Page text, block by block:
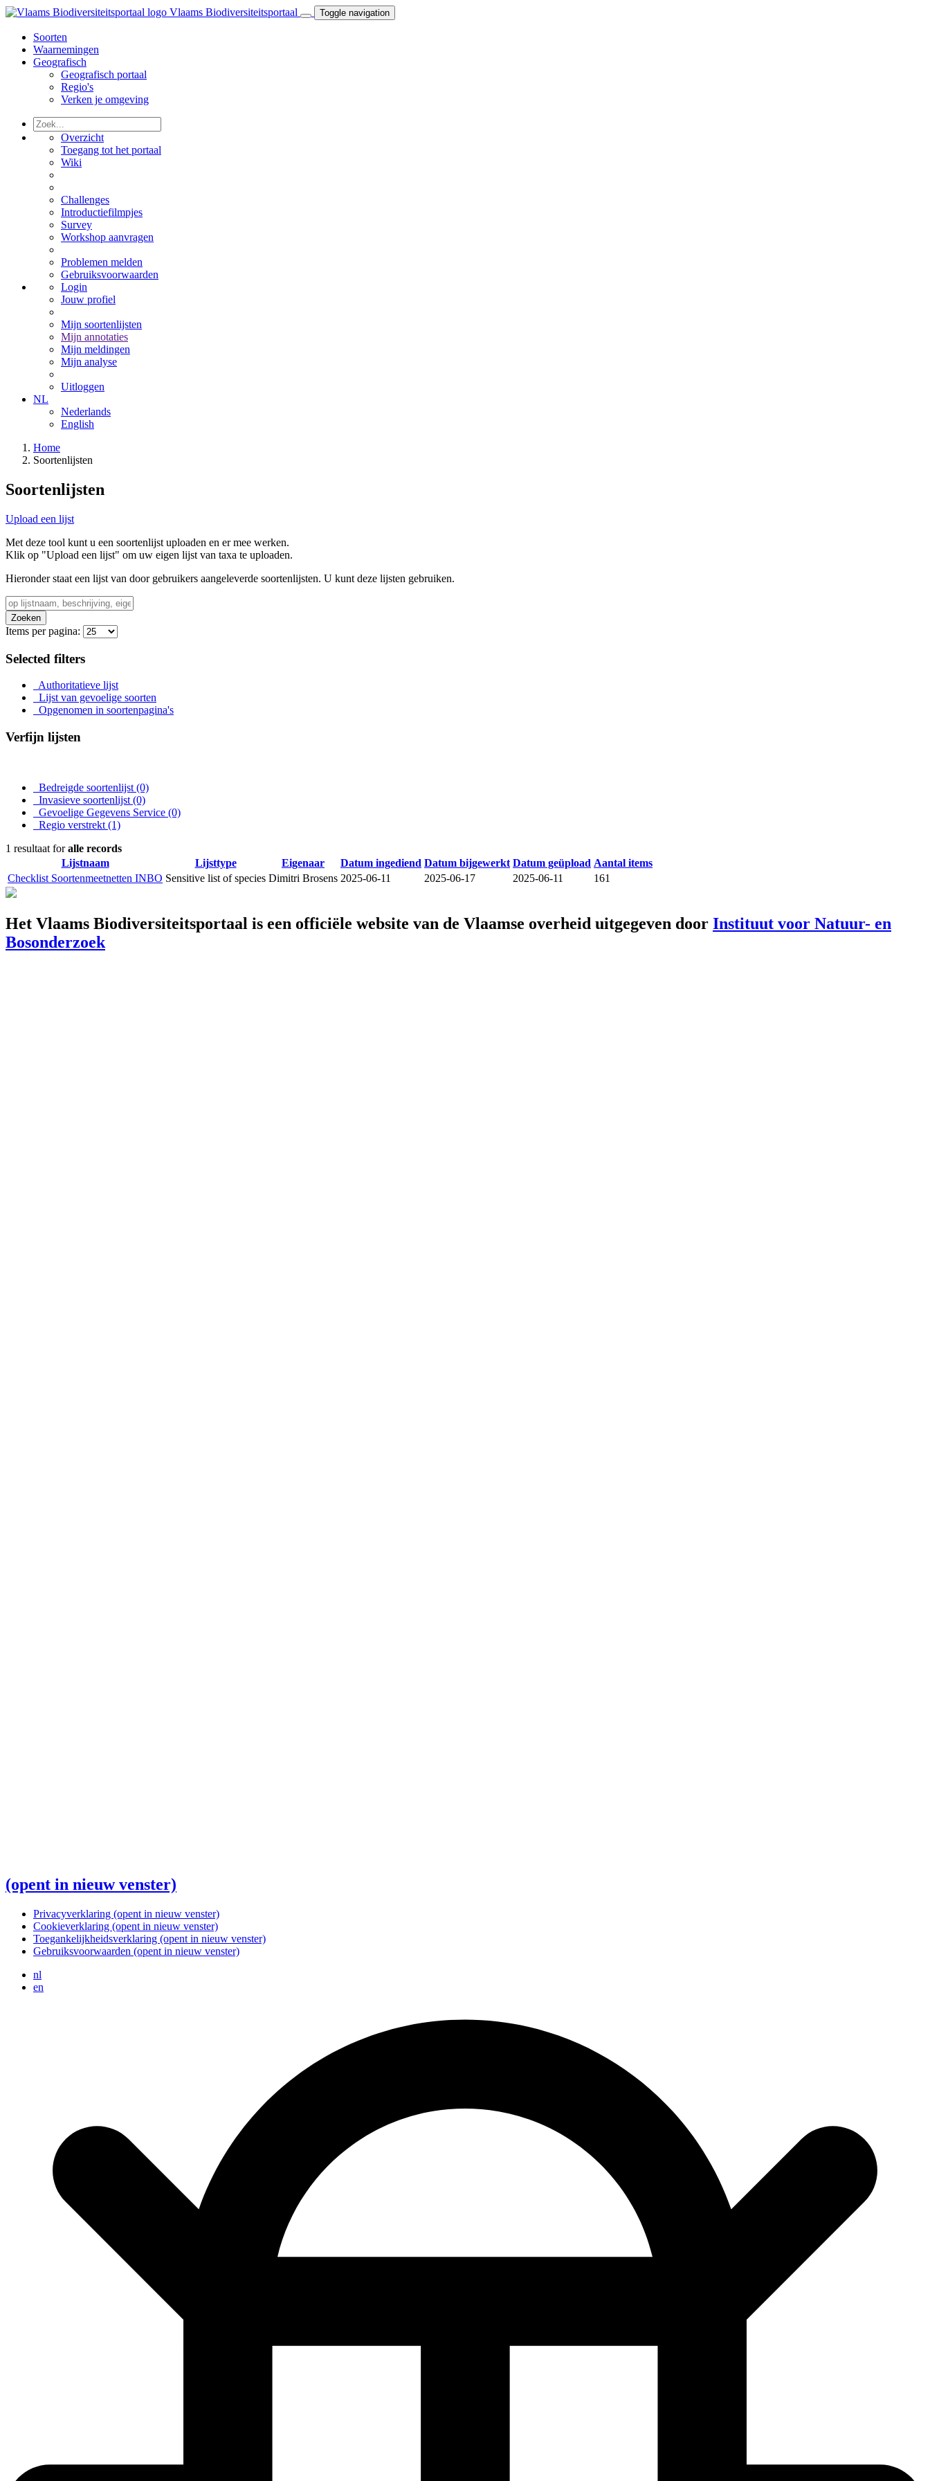
Vlaams Biodiversiteitsportaal Toggle navigation
Soorten
Waarnemingen
Geografisch
Geografisch portaal
Regio's
Verken je omgeving
Overzicht
Toegang tot het portaal
Wiki
Challenges
Introductiefilmpjes
Survey
Workshop aanvragen
Problemen melden
Gebruiksvoorwaarden
Login
Jouw profiel
Mijn soortenlijsten
Mijn annotaties
Mijn meldingen
Mijn analyse
Uitloggen
NL
Nederlands
English
Home
Soortenlijsten
Soortenlijsten
Upload een lijst
Met deze tool kunt u een soortenlijst uploaden en er mee werken.
Klik op "Upload een lijst" om uw eigen lijst van taxa te uploaden.
Hieronder staat een lijst van door gebruikers aangeleverde soortenlijsten. U kunt deze lijsten gebruiken.
Zoeken
Items per pagina:
Selected filters
Authoritatieve lijst
Lijst van gevoelige soorten
Opgenomen in soortenpagina's
Verfijn lijsten
Bedreigde soortenlijst (0)
Invasieve soortenlijst (0)
Gevoelige Gegevens Service (0)
Regio verstrekt (1)
1 resultaat foralle records
Lijstnaam
Lijsttype Eigenaar Datum ingediend Datum bijgewerkt Datum geüpload Aantal items
Checklist Soortenmeetnetten INBO Sensitive list of species Dimitri Brosens 2025-06-11 2025-06-17 2025-06-11 161
Het Vlaams Biodiversiteitsportaal is een officiële website van de Vlaamse overheid uitgegeven door Instituut voor Natuur- en
Bosonderzoek
(opent in nieuw venster)
Privacyverklaring (opent in nieuw venster)
Cookieverklaring (opent in nieuw venster)
Toegankelijkheidsverklaring (opent in nieuw venster)
Gebruiksvoorwaarden (opent in nieuw venster)
nl
en